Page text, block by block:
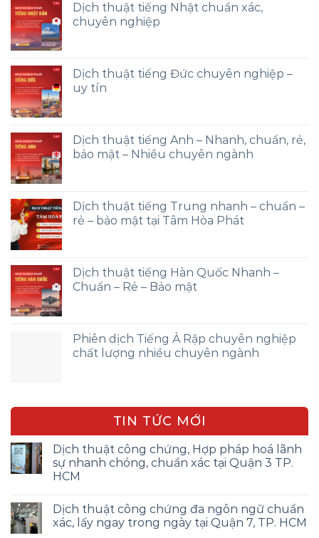
Dịch thuật tiếng Nhật chuẩn xác,
chuyên nghiệp
Dịch thuật tiếng Đức chuyên nghiệp –
uy tín
Dịch thuật tiếng Anh – Nhanh, chuẩn, rẻ,
bảo mật – Nhiều chuyên ngành
Dịch thuật tiếng Trung nhanh – chuẩn –
rẻ – bảo mật tại Tâm Hòa Phát
Dịch thuật tiếng Hàn Quốc Nhanh –
Chuẩn – Rẻ – Bảo mật
Phiên dịch Tiếng Ả Rập chuyên nghiệp
chất lượng nhiều chuyên ngành
TIN TỨC MỚI
Dịch thuật công chứng, Hợp pháp hoá lãnh
sự nhanh chóng, chuẩn xác tại Quận 3 TP.
HCM
Dịch thuật công chứng đa ngôn ngữ chuẩn
xác, lấy ngay trong ngày tại Quận 7, TP. HCM